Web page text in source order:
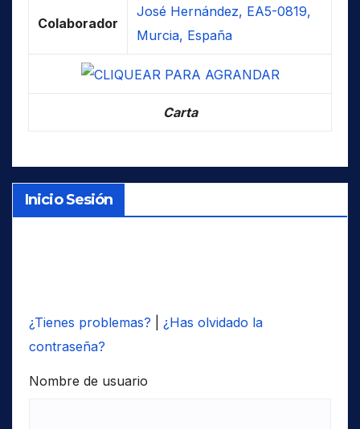
Colaborador
José Hernández, EA5-0819,
Murcia, España
Carta
Inicio Sesión
¿Tienes problemas?
¿Has olvidado la
contraseña?
Nombre de usuario